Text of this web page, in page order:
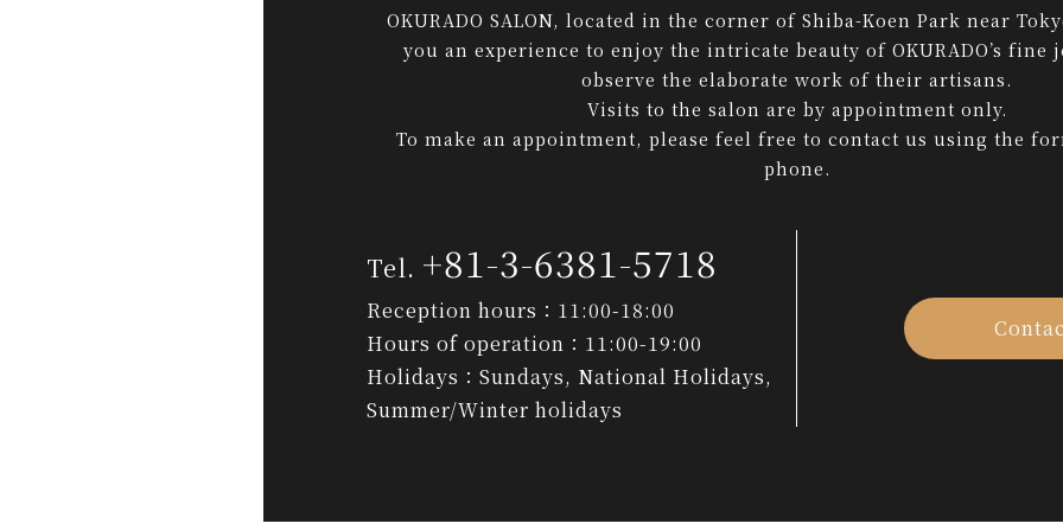
OKURADO SALON, located in the corner of Shiba-Koen Park near
you an experience to enjoy the intricate beauty of OKURADO’s fine
observe the elaborate work of their artisans.
Visits to the salon are by appointment only.
To make an appointment, please feel free to contact us using the
phone.
+81-3-6381-5718
Reception hours：11:00-18:00
Hours of operation：11:00-19:00
Holidays：Sundays, National Holidays,
Summer/Winter holidays